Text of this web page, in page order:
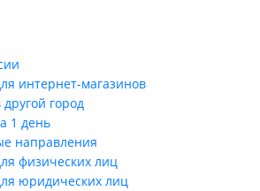
интернет-магазинов
город
1 день
направления
физических лиц
юридических лиц